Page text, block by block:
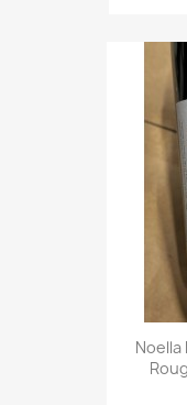
Noella